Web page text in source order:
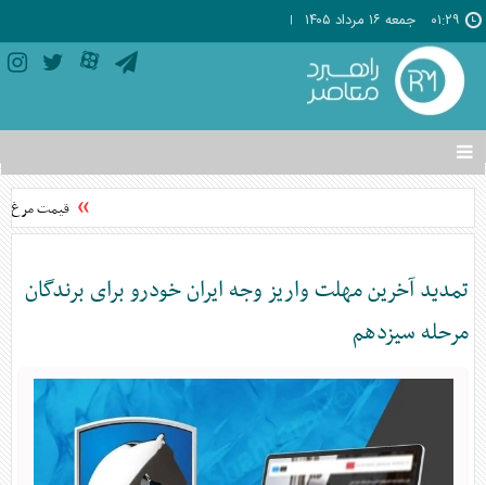
۰۱:۲۹ جمعه ۱۶ مرداد ۱۴۰۵
تغییر
وضعیت
منوی
ها
قیمت مرغ
تمدید آخرین مهلت واریز وجه ایران خودرو برای برندگان
مرحله سیزدهم